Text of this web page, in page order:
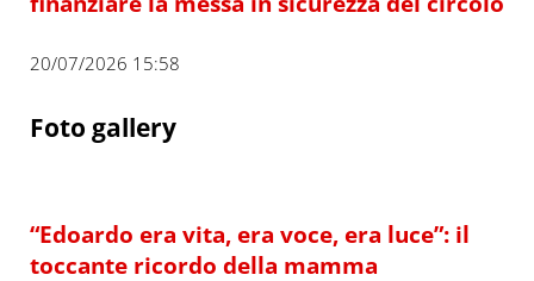
20/07/2026 15:58
Foto gallery
“Edoardo era vita, era voce, era luce”: il
toccante ricordo della mamma